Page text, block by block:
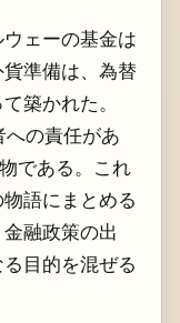
ェーの基金は
準備は、為替
築かれた。
への責任があ
である。これ
語にまとめる
融政策の出
目的を混ぜる